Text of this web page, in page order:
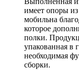
имеет опоры
мобильна
которое
полки.
упакованная в
необходимая
сборки.